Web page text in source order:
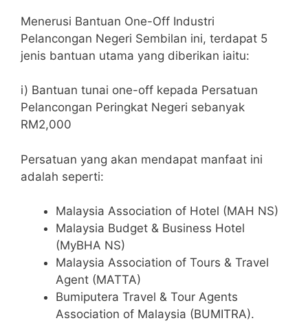
Menerusi Bantuan One-Off Industri
Pelancongan Negeri Sembilan ini, terdapat 5
jenis bantuan utama yang diberikan iaitu:
i) Bantuan tunai one-off kepada Persatuan
Pelancongan Peringkat Negeri sebanyak
RM2,000
Persatuan yang akan mendapat manfaat ini
adalah seperti:
Malaysia Association of Hotel (MAH NS)
Malaysia Budget & Business Hotel
(MyBHA NS)
Malaysia Association of Tours & Travel
Agent (MATTA)
Bumiputera Travel & Tour Agents
Association of Malaysia (BUMITRA).